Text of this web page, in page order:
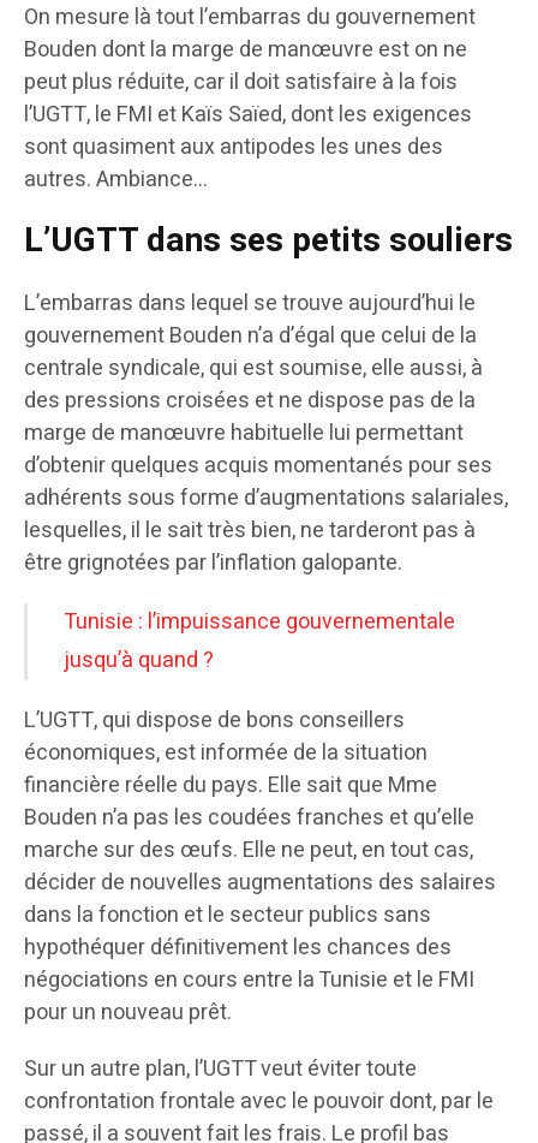
On mesure là tout l’embarras du gouvernement
Bouden dont la marge de manœuvre est on ne
peut plus réduite, car il doit satisfaire à la fois
l’UGTT, le FMI et Kaïs Saïed, dont les exigences
sont quasiment aux antipodes les unes des
autres. Ambiance…
L’UGTT dans ses petits souliers
L’embarras dans lequel se trouve aujourd’hui le
gouvernement Bouden n’a d’égal que celui de la
centrale syndicale, qui est soumise, elle aussi, à
des pressions croisées et ne dispose pas de la
marge de manœuvre habituelle lui permettant
d’obtenir quelques acquis momentanés pour ses
adhérents sous forme d’augmentations salariales,
lesquelles, il le sait très bien, ne tarderont pas à
être grignotées par l’inflation galopante.
Tunisie : l’impuissance gouvernementale
jusqu’à quand ?
L’UGTT, qui dispose de bons conseillers
économiques, est informée de la situation
financière réelle du pays. Elle sait que Mme
Bouden n’a pas les coudées franches et qu’elle
marche sur des œufs. Elle ne peut, en tout cas,
décider de nouvelles augmentations des salaires
dans la fonction et le secteur publics sans
hypothéquer définitivement les chances des
négociations en cours entre la Tunisie et le FMI
pour un nouveau prêt.
Sur un autre plan, l’UGTT veut éviter toute
confrontation frontale avec le pouvoir dont, par le
passé, il a souvent fait les frais. Le profil bas